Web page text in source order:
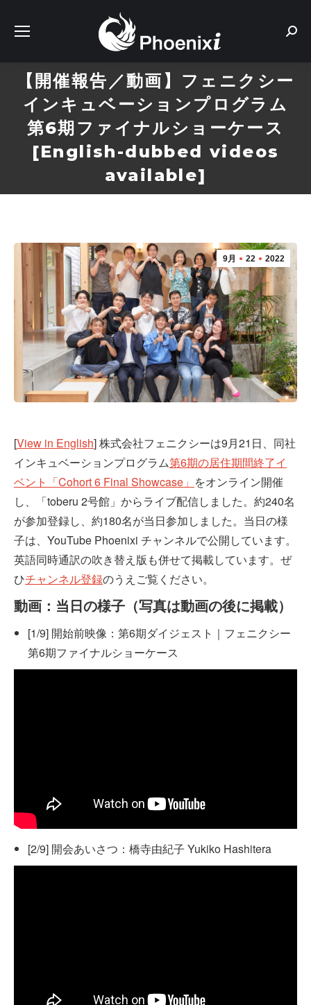
【開催報告／動画】フェニクシー
インキュベーションプログラム
第6期ファイナルショーケース
[English-dubbed videos
available]
9月 22 2022
[View in English] 株式会社フェニクシーは9月21日、同社
インキュベーションプログラム第6期の居住期間終了イ
ベント「Cohort 6 Final Showcase」 をオンライン開催
し、「toberu 2号館」からライブ配信しました。約240名
が参加登録し、約180名が当日参加しました。当日の様
子は、YouTube Phoenixi チャンネルで公開しています。
英語同時通訳の吹き替え版も併せて掲載しています。ぜ
ひチャンネル登録のうえご覧ください。
動画：当日の様子（写真は動画の後に掲載）
[1/9] 開始前映像：第6期ダイジェスト｜フェニクシー
第6期ファイナルショーケース
[2/9] 開会あいさつ：橋寺由紀子 Yukiko Hashitera